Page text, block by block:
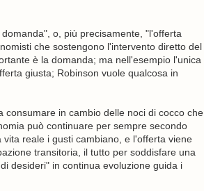
o, più precisamente, "l'offerta
che sostengono l'intervento diretto del
è la domanda; ma nell'esempio l'unica
giusta; Robinson vuole qualcosa in
in cambio delle noci di cocco che
può continuare per sempre secondo
reale i gusti cambiano, e l'offerta viene
transitoria, il tutto per soddisfare una
desideri" in continua evoluzione guida i